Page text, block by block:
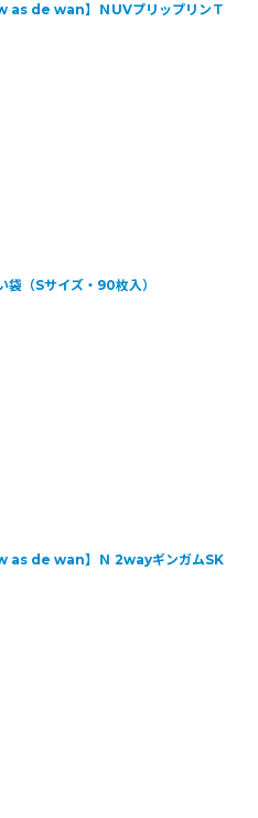
as de wan】ＮUVプリップリンＴ
袋（Sサイズ・90枚入）
as de wan】Ｎ 2wayギンガムSK